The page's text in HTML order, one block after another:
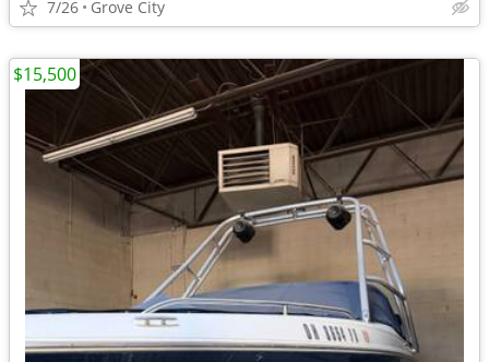
7/26 Grove City
$15,500